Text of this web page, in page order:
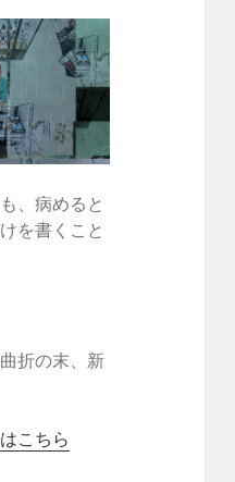
、病めると
を書くこと
折の末、新
こちら